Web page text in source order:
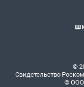
©
Свидетельство
© ООО